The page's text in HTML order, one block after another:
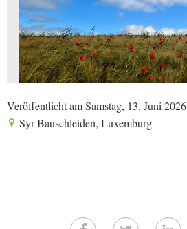
Veröffentlicht am Samstag, 13. Juni
Syr Bauschleiden, Luxemburg